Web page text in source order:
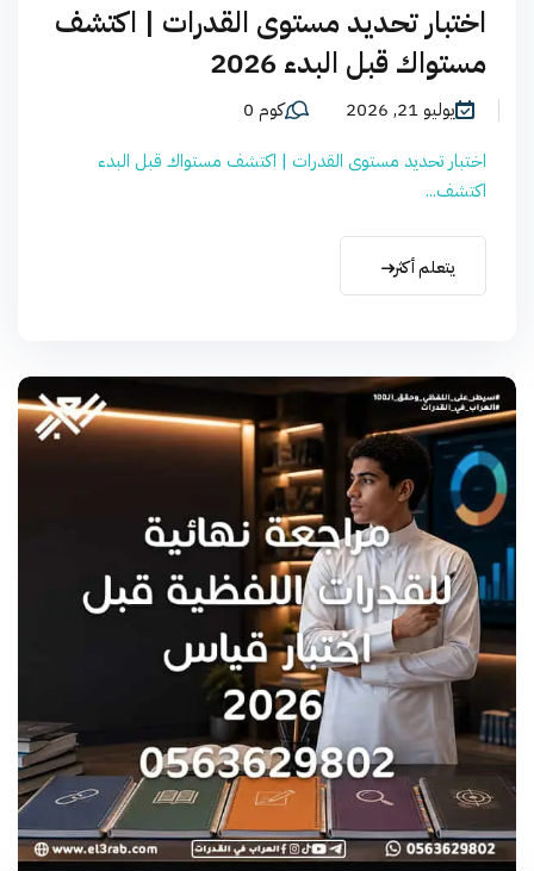
اختبار تحديد مستوى القدرات | اكتشف
مستواك قبل البدء 2026
يوليو 21, 2026
كوم 0
اختبار تحديد مستوى القدرات | اكتشف مستواك قبل البدء
اكتشف...
يتعلم أكثر